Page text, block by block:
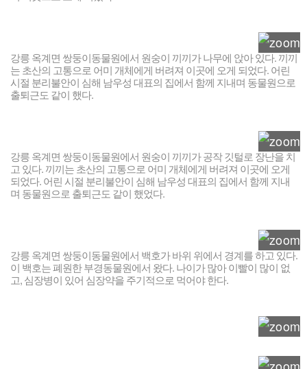
강릉 옥계면 쌍둥이동물원에서 원숭이 끼끼가 나무에 앉아 있다. 끼끼
는 초산의 고통으로 어미 개체에게 버려져 이곳에 오게 되었다. 어린
시절 분리불안이 심해 남우성 대표의 집에서 함께 지내며 동물원으로
출퇴근도 같이 했다.
강릉 옥계면 쌍둥이동물원에서 원숭이 끼끼가 공작 깃털로 장난을 치
고 있다. 끼끼는 초산의 고통으로 어미 개체에게 버려져 이곳에 오게
되었다. 어린 시절 분리불안이 심해 남우성 대표의 집에서 함께 지내
며 동물원으로 출퇴근도 같이 했었다.
강릉 옥계면 쌍둥이동물원에서 백호가 바위 위에서 경계를 하고 있다.
이 백호는 폐원한 부경동물원에서 왔다. 나이가 많아 이빨이 많이 없
고, 심장병이 있어 심장약을 주기적으로 먹어야 한다.